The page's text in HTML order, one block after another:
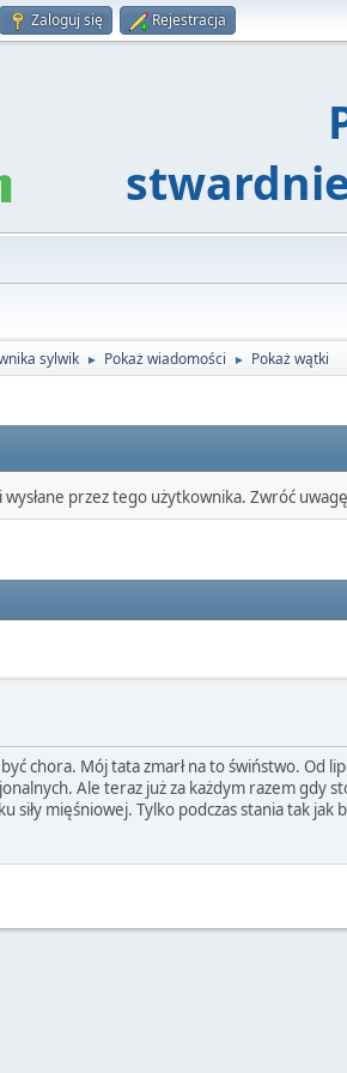
Zaloguj się Rejestracja
sylwik ► Pokaż wiadomości ► Pokaż wątki
wysłane przez tego użytkownika. Zwróć
chora. Mój tata zmarł na to świństwo. Od
Ale teraz już za każdym razem gdy
mięśniowej. Tylko podczas stania tak